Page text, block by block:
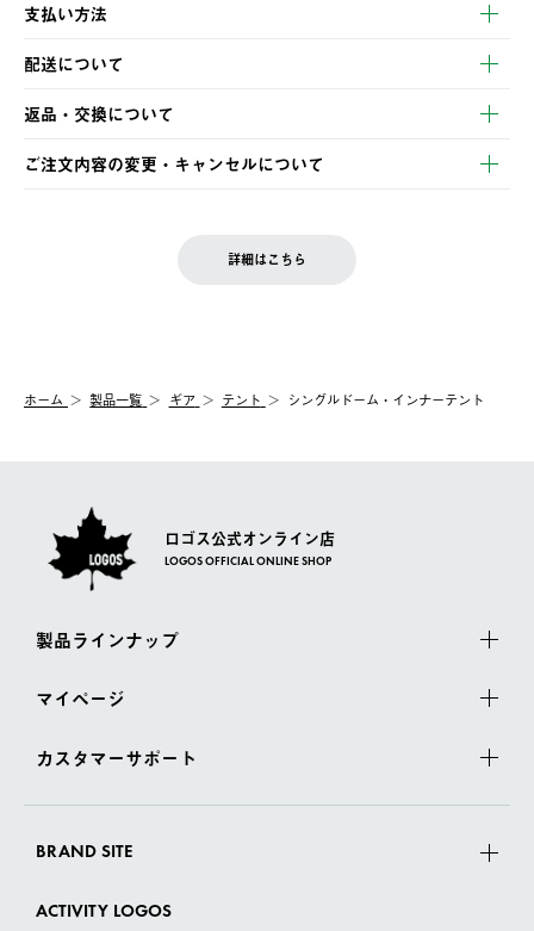
支払い方法
以下のいずれかの方法でお支払いいただけます。
・クレジットカード決済
・コンビニ決済
・Pay-easy決済
配送について
【発送スケジュール】
ご注文・ご入金完了より2営業日以内に商品を発送いたします。
土日祝の発送はございませんので、木曜日以降のご注文は週明け
の発送となる場合がございます。
【配送業者】
佐川急便にて配送されます。
返品・交換について
※お客様都合の場合
お客様都合の返品にかかる送料は、お客様ご負担とさせていただ
一度お手元の商品を返品いただき、ご希望商品を再注文してくだ
ご注文内容の変更・キャンセルについて
LOGOS FAMILY会員の方は、会員マイページ内 購入履歴画面に
詳細はこちら
ホーム 製品一覧 ギア テント シングルドーム・インナーテント
ロゴス公式オンライン店
LOGOS OFFICIAL ONLINE SHOP
製品ラインナップ
マイページ
カスタマーサポート
BRAND SITE
ACTIVITY LOGOS